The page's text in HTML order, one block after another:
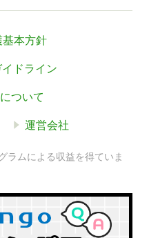
基本方針
ドライン
ついて
運営会社
ラムによる収益を得ていま